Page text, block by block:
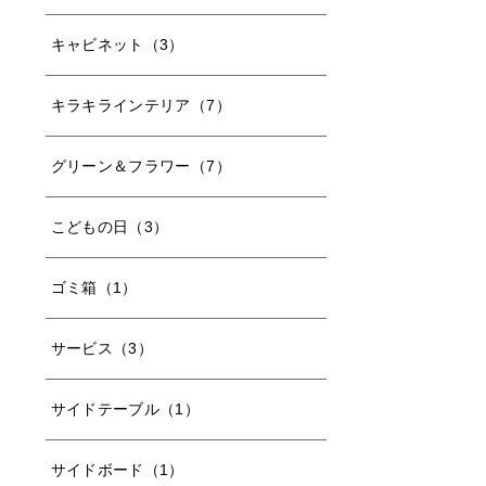
キャビネット（3）
キラキラインテリア（7）
グリーン＆フラワー（7）
こどもの日（3）
ゴミ箱（1）
サービス（3）
サイドテーブル（1）
サイドボード（1）